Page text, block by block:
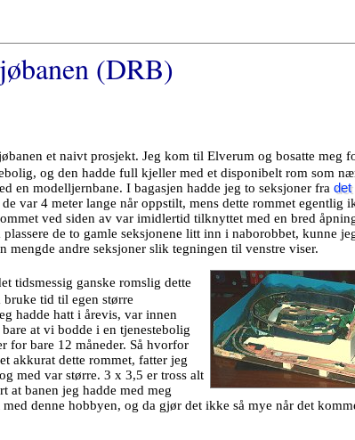
(DRB)
et naivt prosjekt. Jeg kom til Elverum og bosatte meg
og den hadde full kjeller med et disponibelt rom som
en modelljernbane. I bagasjen hadde jeg to seksjoner fra det
var 4 meter lange når oppstilt, mens dette rommet egentlig
ved siden av var imidlertid tilknyttet med en bred
de to gamle seksjonene litt inn i naborobbet, kunne
mengde andre seksjoner slik tegningen til venstre viser.
tidsmessig ganske romslig dette
tid til egen større
hadde hatt i årevis, var innen
at vi bodde i en tjenestebolig
for bare 12 måneder. Så hvorfor
akkurat dette rommet, fatter jeg
med var større. 3 x 3,5 er tross alt
at banen jeg hadde med meg
denne hobbyen, og da gjør det ikke så mye når det